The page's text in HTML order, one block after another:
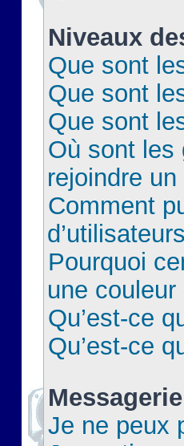
Niveaux
Que sont
Que sont
Que sont
Où sont les
rejoindre un
Comment
Pourquoi
une
Qu’est-ce
Qu’est-ce
Je ne peux